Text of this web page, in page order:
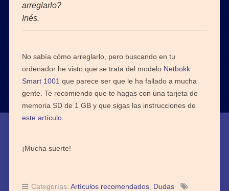
arreglarlo?
Inés.
No sabía cómo arreglarlo, pero buscando en tu
ordenador he visto que se trata del modelo Netbokk
Smart 1001 que parece ser que le ha fallado a mucha
gente. Te recomiendo que te hagas con una tarjeta de
memoria SD de 1 GB y que sigas las instrucciones de
este artículo.
¡Mucha suerte!
Categorías: Artículos recomendados, Dudas